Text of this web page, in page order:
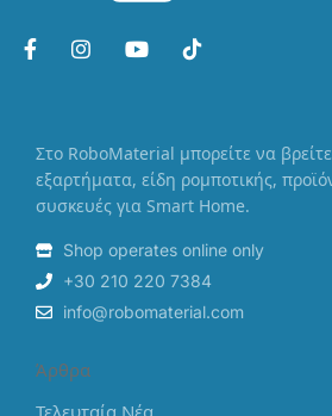
Στο RoboMaterial μπορείτε να
εξαρτήματα, είδη ρομποτικής,
συσκευές για Smart Home.
Shop operates online only
+30 210 220 7384
info@robomaterial.com
Άρθρα
Τελευταία Νέα